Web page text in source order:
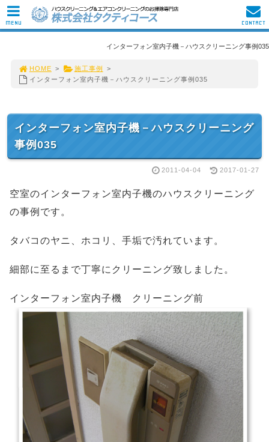
インターフォン室内子機－ハウスクリーニング事例035
HOME > 施工事例
>
インターフォン室内子機－ハウスクリーニング事例035
インターフォン室内子機－ハウスクリーニング
事例035
2011-04-04 2017-01-27
空室のインターフォン室内子機のハウスクリーニング
の事例です。
タバコのヤニ、ホコリ、手垢で汚れています。
細部に至るまで丁寧にクリーニング致しました。
インターフォン室内子機 クリーニング前
MENU CONTACT